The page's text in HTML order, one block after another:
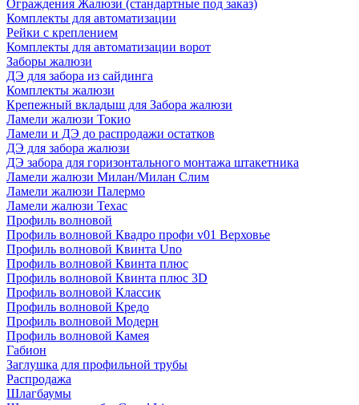
Ограждения Жалюзи (стандартные под заказ)
Комплекты для автоматизации
Рейки с креплением
Комплекты для автоматизации ворот
Заборы жалюзи
ДЭ для забора из сайдинга
Комплекты жалюзи
Крепежный вкладыш для Забора жалюзи
Ламели жалюзи Токио
Ламели и ДЭ до распродажи остатков
ДЭ для забора жалюзи
ДЭ забора для горизонтального монтажа штакетника
Ламели жалюзи Милан/Милан Слим
Ламели жалюзи Палермо
Ламели жалюзи Техас
Профиль волновой
Профиль волновой Квадро профи v01 Верховье
Профиль волновой Квинта Uno
Профиль волновой Квинта плюс
Профиль волновой Квинта плюс 3D
Профиль волновой Классик
Профиль волновой Кредо
Профиль волновой Модерн
Профиль волновой Камея
Габион
Заглушка для профильной трубы
Распродажа
Шлагбаумы